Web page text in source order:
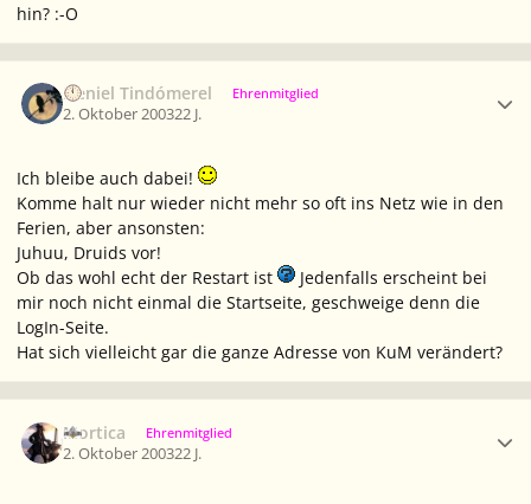
hin? :-O
Neniel Tindómerel Ehrenmitglied
2. Oktober 200322 J.
Ich bleibe auch dabei!
Komme halt nur wieder nicht mehr so oft ins Netz wie in den
Ferien, aber ansonsten:
Juhuu, Druids vor!
Ob das wohl echt der Restart ist
Jedenfalls erscheint bei
mir noch nicht einmal die Startseite, geschweige denn die
LogIn-Seite.
Hat sich vielleicht gar die ganze Adresse von KuM verändert?
Mortica Ehrenmitglied
2. Oktober 200322 J.